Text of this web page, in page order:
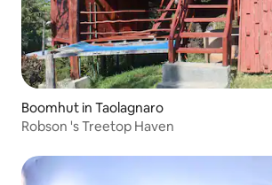
Boomhut in Taolagnaro
Robson 's Treetop Haven